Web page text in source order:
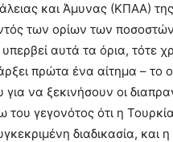
και Άμυνας (ΚΠΑΑ) της
των ορίων των
αυτά τα όρια, τότε
πρώτα ένα αίτημα – το
να ξεκινήσουν οι
γεγονότος ότι η
διαδικασία, και